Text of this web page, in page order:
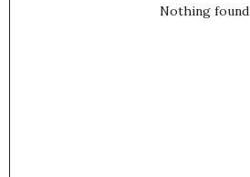
Nothing found